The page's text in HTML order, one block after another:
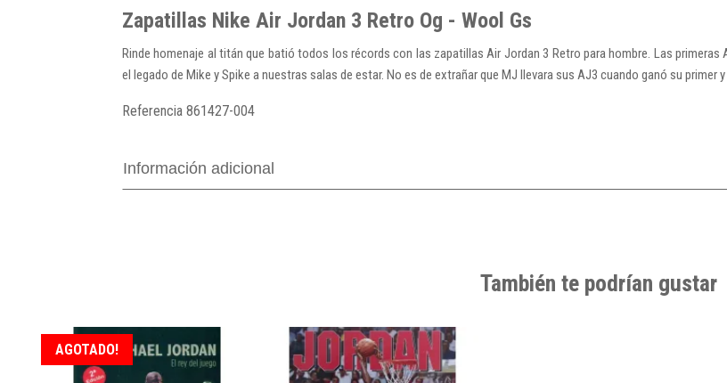
Zapatillas Nike Air Jordan 3 Retro Og - Wool Gs
Rinde homenaje al titán que batió todos los récords con las zapatillas Air Jordan 3 Retro para hombre. Las
el legado de Mike y Spike a nuestras salas de estar. No es de extrañar que MJ llevara sus AJ3 cuando ganó su primer
Referencia 861427-004
Información adicional
También te podrían gustar
AGOTADO!